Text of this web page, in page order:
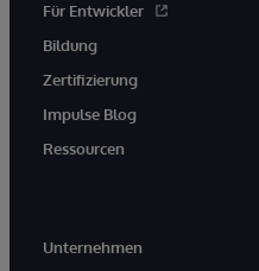
Für Entwickler
Bildung
Zertifizierung
Impulse Blog
Ressourcen
Unternehmen